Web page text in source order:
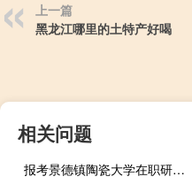
上一篇
黑龙江哪里的土特产好喝
相关问题
报考景德镇陶瓷大学在职研究生考试科目是